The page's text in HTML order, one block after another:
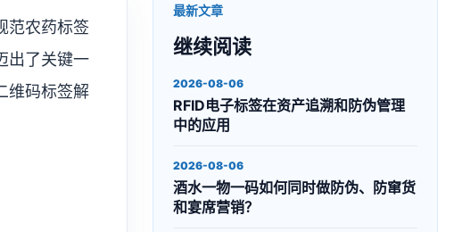
范农药标签
出了关键一
维码标签解
最新文章
继续阅读
2026-08-06
RFID电子标签在资产追溯和防伪管理
中的应用
2026-08-06
酒水一物一码如何同时做防伪、防窜货
和宴席营销？